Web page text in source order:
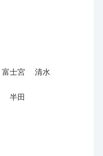
富士宮 清水
半田